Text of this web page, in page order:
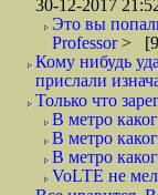
30-12-2017
Это вы
Professor>
Кому нибудь
прислали
Только что
В метро
В метро
В метро
VoLTE не